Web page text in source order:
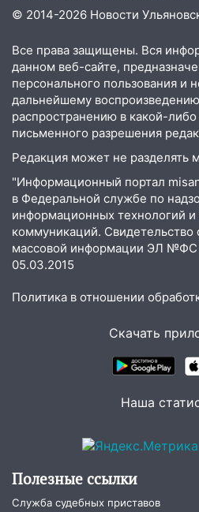
13:00 Водитель без
12:37 Переезжал
велосипеде и попал
12:18 Вспыхнул
Железнодорожном
11:33
В Засвияжье под
попал мужчина
11:17 В Радищевском
хозяйственные
11:00 В Канадее
уничтожено четыре
В Ульяновске
легковой автомобиль
наркодилеров,
Вынесли
избившим мужчину в
08:27 Ульяновская
один из шести
© 2014-2026 Новости
Все права защищены. Вся
данном веб-сайте,
персонального пользования и
дальнейшему
распространению в какой-
письменного разрешения
Редакция может не разделять
"Информационный портал
в Федеральной службе по
информационных технологий и
коммуникаций. Свидетельство
массовой информации ЭЛ №ФС
05.03.2015
Политика в отношении
Скачать
Наша
Полезные ссылки
Служба судебных приставов